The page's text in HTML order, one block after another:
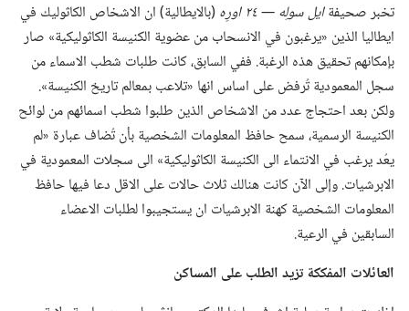
تخبر صحيفةايل سولِه —‏ ٢٤ اورِه
‏(‏بالايطالية)‏ ان الاشخاص الكاثوليك في
ايطاليا الذين «يرغبون في الانسحاب من عضوية الكنيسة الكاثوليكية» صار
بإمكانهم تحقيق هذه الرغبة.‏ ففي السابق،‏ كانت طلبات شطب الاسماء من
سجل المعمودية تُرفض على اساس انها «تلاعب بمعالم تاريخ الكنيسة».‏
ولكن بعد احتجاج عدد من الاشخاص الذين طلبوا شطب اسمائهم من لوائح
الكنيسة الرسمية،‏ سمح حافظ المعلومات الشخصية بأن تُضاف عبارة «لم
يعُد يرغب في الانتماء الى الكنيسة الكاثوليكية» الى سجلات المعمودية في
الابرشيات.‏ وإلى الآن كانت هنالك ثلاث حالات على الاقل دعا فيها حافظ
المعلومات الشخصية كهنة الابرشيات ان يستجيبوا لطلبات الاعضاء
السابقين في الرعية.‏
العائلات المفككة تزيد الطلب على المساكن